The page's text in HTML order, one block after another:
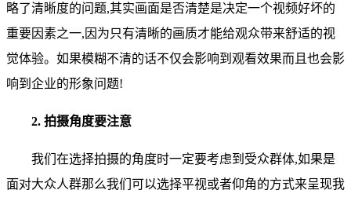
略了清晰度的问题,其实画面是否清楚是决定一个视频好坏的
重要因素之一,因为只有清晰的画质才能给观众带来舒适的视
觉体验。如果模糊不清的话不仅会影响到观看效果而且也会影
响到企业的形象问题!
2. 拍摄角度要注意
我们在选择拍摄的角度时一定要考虑到受众群体,如果是
面对大众人群那么我们可以选择平视或者仰角的方式来呈现我